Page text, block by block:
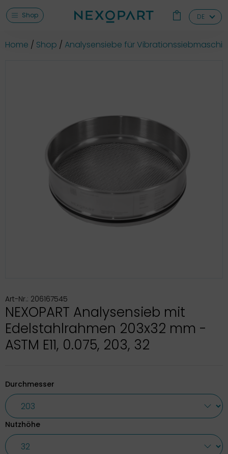
Shop DE
Home Shop Analysensiebe für
Art-Nr.: 206167545
NEXOPART Analysensieb mit
Edelstahlrahmen 203x32 mm -
ASTM E11, 0.075, 203, 32
Durchmesser
Nutzhöhe